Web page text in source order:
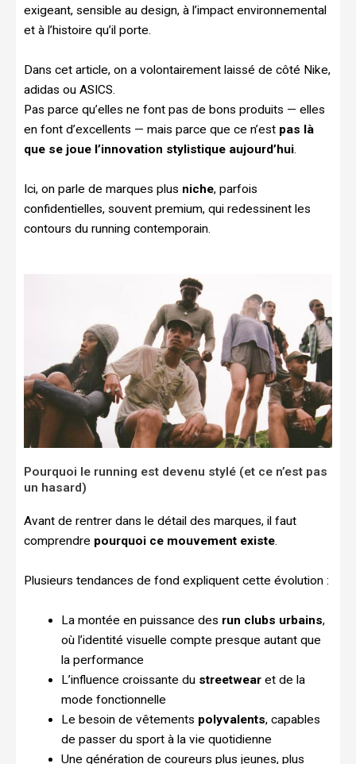
exigeant, sensible au design, à l’impact environnemental
et à l’histoire qu’il porte.
Dans cet article, on a volontairement laissé de côté Nike,
adidas ou ASICS.
Pas parce qu’elles ne font pas de bons produits — elles
en font d’excellents — mais parce que ce n’est pas là
que se joue l’innovation stylistique aujourd’hui
Ici, on parle de marques plus niche, parfois
confidentielles, souvent premium, qui redessinent les
contours du running contemporain.
Pourquoi le running est devenu stylé (et ce n’est pas
un hasard)
Avant de rentrer dans le détail des marques, il faut
comprendre pourquoi ce mouvement existe.
Plusieurs tendances de fond expliquent cette évolution :
La montée en puissance des run clubs urbains,
où l’identité visuelle compte presque autant que
la performance
L’influence croissante du streetwearet de la
mode fonctionnelle
Le besoin de vêtements polyvalents, capables
de passer du sport à la vie quotidienne
Une génération de coureurs plus jeunes, plus